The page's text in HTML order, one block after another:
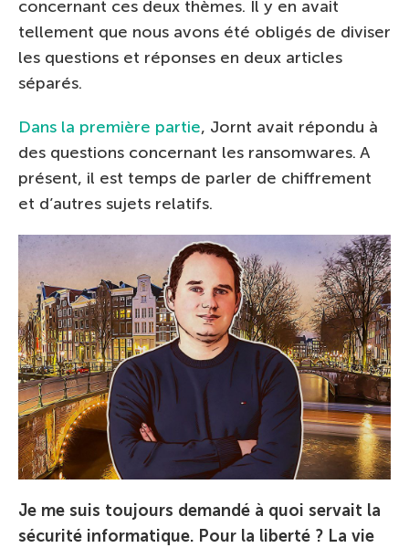
concernant ces deux thèmes. Il y en avait
tellement que nous avons été obligés de diviser
les questions et réponses en deux articles
séparés.
Dans la première partie, Jornt avait répondu à
des questions concernant les ransomwares. A
présent, il est temps de parler de chiffrement
et d’autres sujets relatifs.
Je me suis toujours demandé à quoi servait la
sécurité informatique. Pour la liberté ? La vie